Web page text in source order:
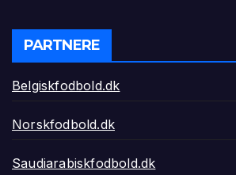
PARTNERE
Belgiskfodbold.dk
Norskfodbold.dk
Saudiarabiskfodbold.dk